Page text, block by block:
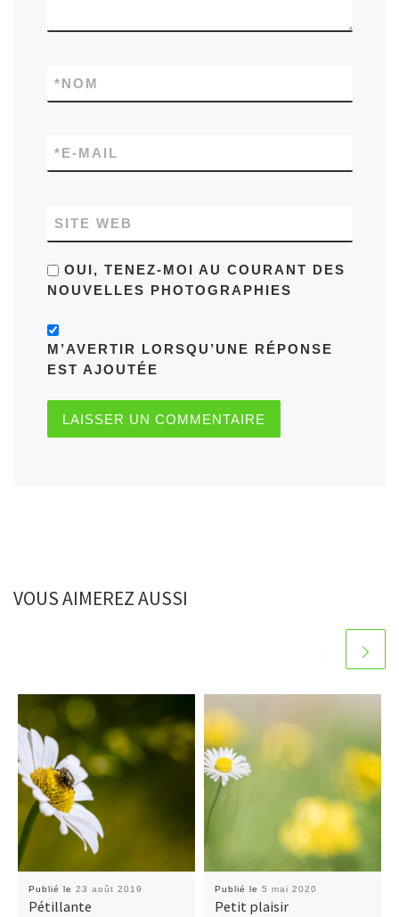
NOM
*
E-MAIL
*
SITE WEB
OUI, TENEZ-MOI AU COURANT DES
NOUVELLES PHOTOGRAPHIES
M’AVERTIR LORSQU’UNE RÉPONSE
EST AJOUTÉE
VOUS AIMEREZ AUSSI
Publié le 23 août 2019
Pétillante
Publié le 5 mai 2020
Petit plaisir